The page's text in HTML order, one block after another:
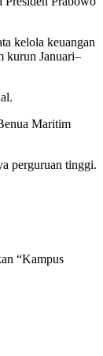
kelola keuangan
kurun Januari–
Maritim
perguruan tinggi.
“Kampus